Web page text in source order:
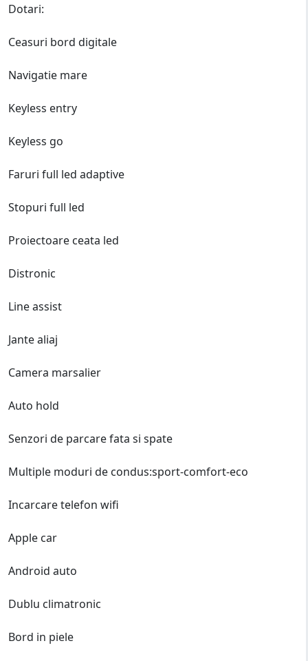
Dotari:
Ceasuri bord digitale
Navigatie mare
Keyless entry
Keyless go
Faruri full led adaptive
Stopuri full led
Proiectoare ceata led
Distronic
Line assist
Jante aliaj
Camera marsalier
Auto hold
Senzori de parcare fata si spate
Multiple moduri de condus:sport-comfort-eco
Incarcare telefon wifi
Apple car
Android auto
Dublu climatronic
Bord in piele